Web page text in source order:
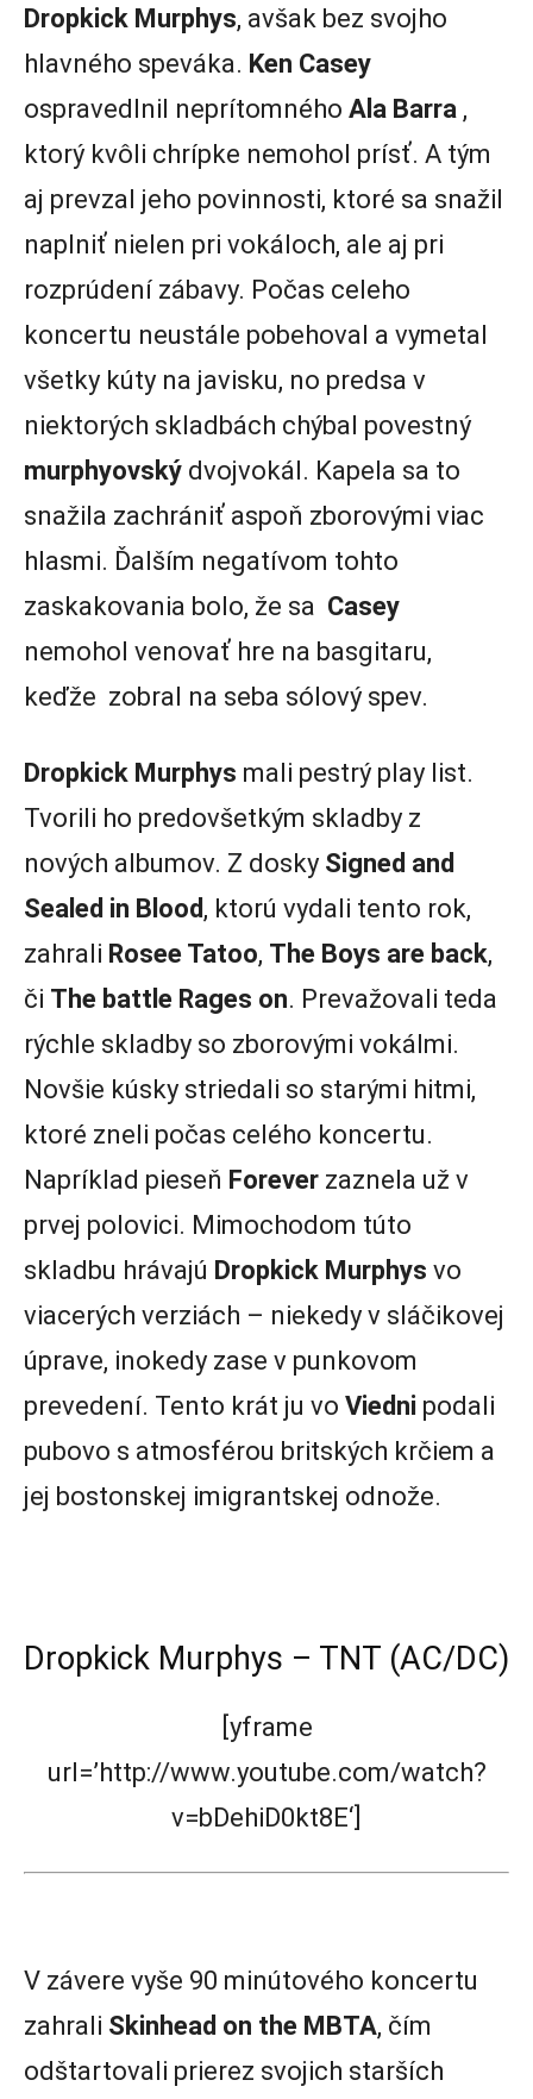
Dropkick Murphys, avšak bez svojho
hlavného speváka. Ken Casey
ospravedlnil neprítomného Ala Barra ,
ktorý kvôli chrípke nemohol prísť. A tým
aj prevzal jeho povinnosti, ktoré sa snažil
naplniť nielen pri vokáloch, ale aj pri
rozprúdení zábavy. Počas celeho
koncertu neustále pobehoval a vymetal
všetky kúty na javisku, no predsa v
niektorých skladbách chýbal povestný
murphyovský dvojvokál. Kapela sa to
snažila zachrániť aspoň zborovými viac
hlasmi. Ďalším negatívom tohto
zaskakovania bolo, že sa Casey
nemohol venovať hre na basgitaru,
keďže zobral na seba sólový spev.
Dropkick Murphys mali pestrý play list.
Tvorili ho predovšetkým skladby z
nových albumov. Z dosky Signed and
Sealed in Blood , ktorú vydali tento rok,
zahrali Rosee Tatoo, The Boys are back,
či The battle Rages on. Prevažovali teda
rýchle skladby so zborovými vokálmi.
Novšie kúsky striedali so starými hitmi,
ktoré zneli počas celého koncertu.
Napríklad pieseň Forever zaznela už v
prvej polovici. Mimochodom túto
skladbu hrávajú Dropkick Murphys vo
viacerých verziách – niekedy v sláčikovej
úprave, inokedy zase v punkovom
prevedení. Tento krát ju vo Viedni podali
pubovo s atmosférou britských krčiem a
jej bostonskej imigrantskej odnože.
Dropkick Murphys – TNT (AC/DC)
[yframe
url=’http://www.youtube.com/watch?
v=bDehiD0kt8E‘]
V závere vyše 90 minútového koncertu
zahrali Skinhead on the MBTA, čím
odštartovali prierez svojich starších